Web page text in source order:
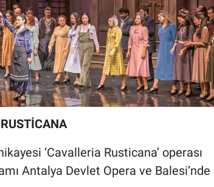
‘Cavalleria Rusticana’ operası
Antalya Devlet Opera ve Balesi’nde